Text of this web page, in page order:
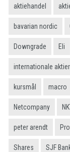
aktiehandel
bavarian nordic
Downgrade Eli
internationale aktier
kursmål macro
Netcompany
peter arendt
Shares SJF